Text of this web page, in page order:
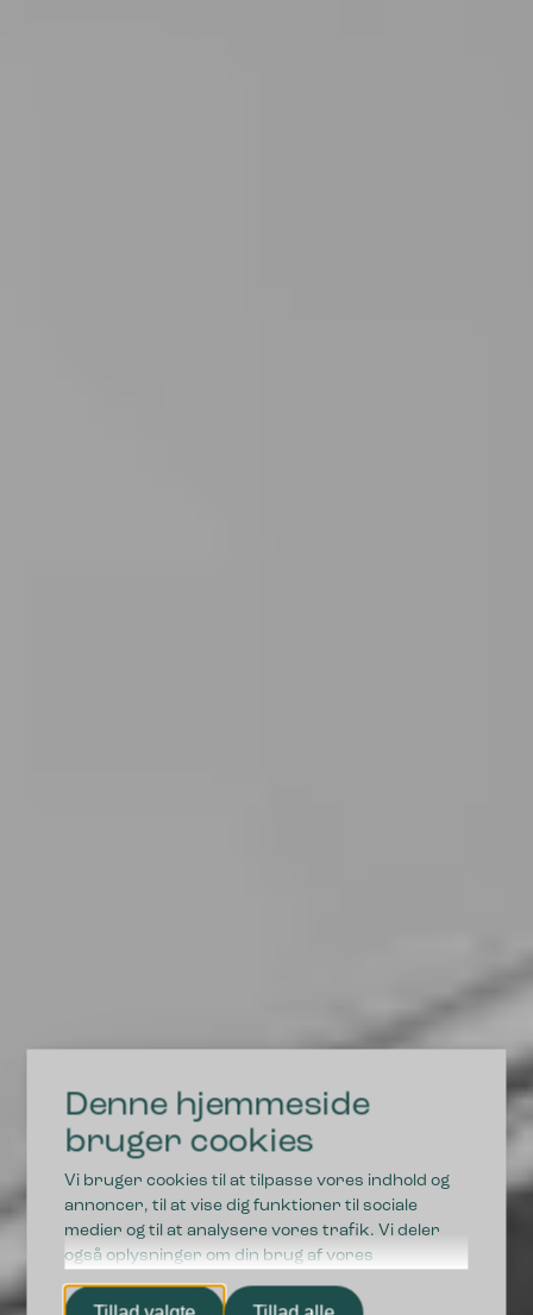
Denne hjemmeside
bruger cookies
Vi bruger cookies til at tilpasse vores indhold og
annoncer, til at vise dig funktioner til sociale
medier og til at analysere vores trafik. Vi deler
også oplysninger om din brug af vores
hjemmeside med vores partnere inden for sociale
medier, annonceringspartnere og
DRIFTSSIKRE LØSNINGER I HØJ KVALITET
Vi styrker fremtidens
affaldssortering